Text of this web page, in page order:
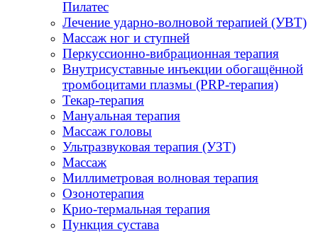
Пилатес
Лечение ударно-волновой терапией (УВТ)
Массаж ног и ступней
Перкуссионно-вибрационная терапия
Внутрисуставные инъекции обогащённой
тромбоцитами плазмы (PRP-терапия)
Текар-терапия
Мануальная терапия
Массаж головы
Ультразвуковая терапия (УЗТ)
Массаж
Миллиметровая волновая терапия
Озонотерапия
Крио-термальная терапия
Пункция сустава